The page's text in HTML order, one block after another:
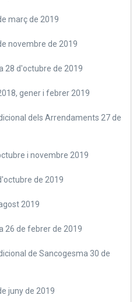
març de 2019
novembre de 2019
28 d'octubre de 2019
gener i febrer 2019
dels Arrendaments 27 de
i novembre 2019
de 2019
2019
26 de febrer de 2019
de Sancogesma 30 de
juny de 2019